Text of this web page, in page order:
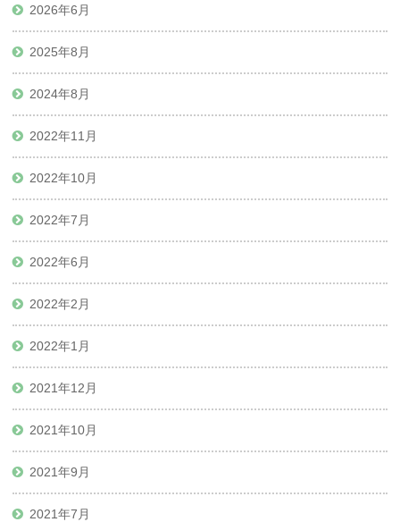
2026年6月
2025年8月
2024年8月
2022年11月
2022年10月
2022年7月
2022年6月
2022年2月
2022年1月
2021年12月
2021年10月
2021年9月
2021年7月